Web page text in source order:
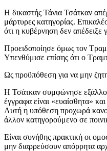
Η δικαστής Τάνια Τσάτκαν
μάρτυρες κατηγορίας.
ότι η κυβέρνηση δεν απέδειξε
Προειδοποίησε όμως τον
Υπενθύμισε επίσης ότι ο
Ως προϋπόθεση για να μην
Η Τσάτκαν συμφώνησε εξάλλου
έγγραφα είναι «ευαίσθητα»
Αυτή η υπόθεση προχωρά
άλλον κατηγορούμενο σε
Είναι συνήθης πρακτική οι
μην διαρρεύσουν απόρρητα